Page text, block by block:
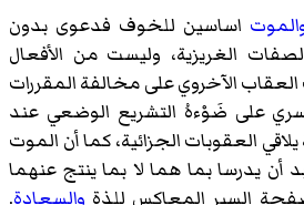
اساسين للخوف فدعوى بدون
الغريزية، وليست من الأفعال
الآخروي على مخالفة المقررات
يسري على ضَوْءهُ التشريع الوضعي عند
يلاقي العقوبات الجزائية، كما أن الموت
أن يدرسا بما هما لا بما ينتج عنهما
السير المعاكس للذة والسعادة.